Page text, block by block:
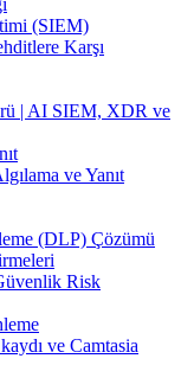
(SIEM)
Karşı
| AI SIEM, XDR ve
ve Yanıt
(DLP) Çözümü
Risk
ve Camtasia